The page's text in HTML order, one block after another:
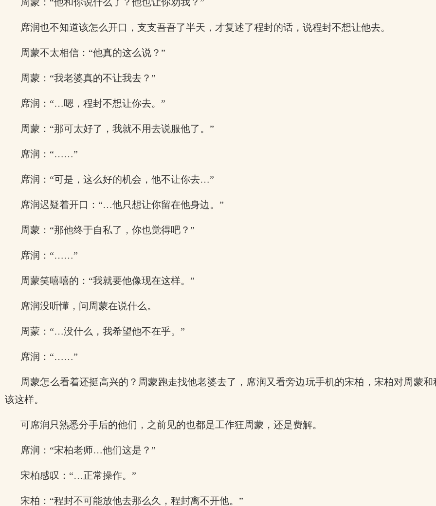
席润也不知道该怎么开口，支支吾吾了半天，才复述了程封的话，说程封不想让他去。
周蒙不太相信：“他真的这么说？”
周蒙：“我老婆真的不让我去？”
席润：“…嗯，程封不想让你去。”
周蒙：“那可太好了，我就不用去说服他了。”
席润：“……”
席润：“可是，这么好的机会，他不让你去…”
席润迟疑着开口：“…他只想让你留在他身边。”
周蒙：“那他终于自私了，你也觉得吧？”
席润：“……”
周蒙笑嘻嘻的：“我就要他像现在这样。”
席润没听懂，问周蒙在说什么。
周蒙：“…没什么，我希望他不在乎。”
席润：“……”
周蒙怎么看着还挺高兴的？周蒙跑走找他老婆去了，席润又看旁边玩手机的宋柏，宋柏对周蒙
该这样。
可席润只熟悉分手后的他们，之前见的也都是工作狂周蒙，还是费解。
席润：“宋柏老师…他们这是？”
宋柏感叹：“…正常操作。”
宋柏：“程封不可能放他去那么久，程封离不开他。”